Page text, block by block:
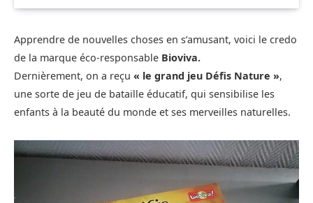
Apprendre de nouvelles choses en s’amusant, voici le credo
de la marque éco-responsable Bioviva.
Dernièrement, on a reçu « le grand jeu Défis Nature »,
une sorte de jeu de bataille éducatif, qui sensibilise les
enfants à la beauté du monde et ses merveilles naturelles.